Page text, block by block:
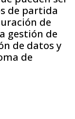
de partida
de
gestión de
de datos y
de